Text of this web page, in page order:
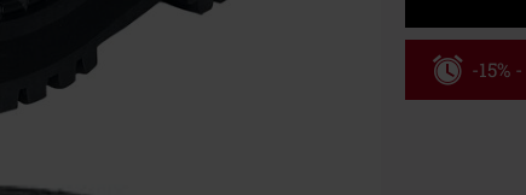
-15%